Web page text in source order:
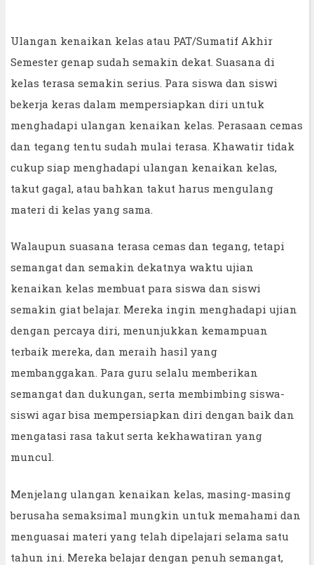
Ulangan kenaikan kelas atau PAT/Sumatif Akhir
Semester genap sudah semakin dekat. Suasana di
kelas terasa semakin serius. Para siswa dan siswi
bekerja keras dalam mempersiapkan diri untuk
menghadapi ulangan kenaikan kelas. Perasaan cemas
dan tegang tentu sudah mulai terasa. Khawatir tidak
cukup siap menghadapi ulangan kenaikan kelas,
takut gagal, atau bahkan takut harus mengulang
materi di kelas yang sama.
Walaupun suasana terasa cemas dan tegang, tetapi
semangat dan semakin dekatnya waktu ujian
kenaikan kelas membuat para siswa dan siswi
semakin giat belajar. Mereka ingin menghadapi ujian
dengan percaya diri, menunjukkan kemampuan
terbaik mereka, dan meraih hasil yang
membanggakan. Para guru selalu memberikan
semangat dan dukungan, serta membimbing siswa-
siswi agar bisa mempersiapkan diri dengan baik dan
mengatasi rasa takut serta kekhawatiran yang
muncul.
Menjelang ulangan kenaikan kelas, masing-masing
berusaha semaksimal mungkin untuk memahami dan
menguasai materi yang telah dipelajari selama satu
tahun ini. Mereka belajar dengan penuh semangat,